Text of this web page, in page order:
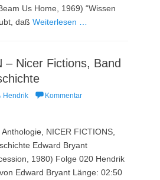
Us Home, 1969) “Wissen
daß Weiterlesen …
– Nicer Fictions, Band
Hendrik
Kommentar
NICER FICTIONS,
Edward Bryant
1980) Folge 020 Hendrik
Edward Bryant Länge: 02:50